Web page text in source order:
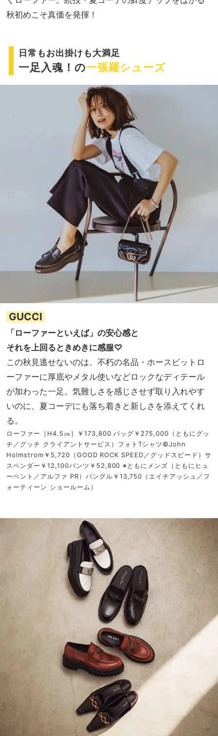
秋初めこそ真価を発揮！
日常もお出掛けも大満足
一足入魂！の一張羅シューズ
GUCCI
「ローファーといえば」の安心感と
それを上回るときめきに感服♡
この秋見逃せないのは、不朽の名品・ホースビットロ
ーファーに厚底やメタル使いなどロックなディテール
が加わった一足。気難しさを感じさせず取り入れやす
いのに、夏コーデにも落ち着きと新しさを添えてくれ
る。
ローファー［H4.5㎝］￥173,800 バッグ￥275,000（ともにグッ
チ／グッチ クライアントサービス）フォトTシャツ©John
Holmstrom￥5,720（GOOD ROCK SPEED／グッドスピード）サ
スペンダー￥12,100パンツ￥52,800 ※ともにメンズ（ともにヒュ
ーベント／アルファ PR）バングル￥13,750（エイチアッシュ／フ
ォーティーン ショールーム）